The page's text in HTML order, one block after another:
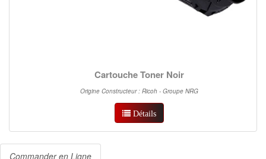
Cartouche Toner Noir
Origine Constructeur : Ricoh - Groupe NRG
Détails
Commander en Ligne